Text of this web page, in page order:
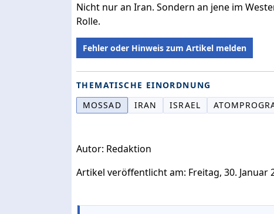
Nicht nur an Iran. Sondern an jene im
Rolle.
Fehler oder Hinweis zum Artikel melden
THEMATISCHE EINORDNUNG
MOSSAD
IRAN ISRAEL
Autor: Redaktion
Artikel veröffentlicht am: Freitag, 30. Januar